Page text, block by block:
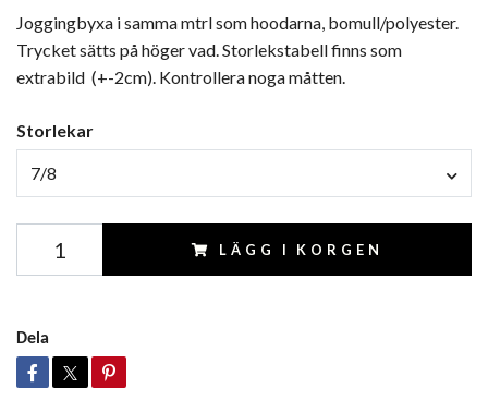
Joggingbyxa i samma mtrl som hoodarna, bomull/polyester.
Trycket sätts på höger vad. Storlekstabell finns som
extrabild (+-2cm). Kontrollera noga måtten.
Storlekar
7/8
LÄGG I KORGEN
Dela